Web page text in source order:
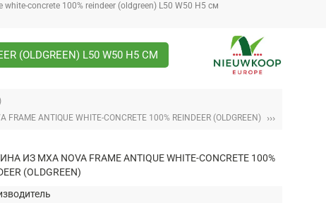
concrete 100% reindeer (oldgreen) L50 W50 H5 см
(OLDGREEN) L50 W50 H5 СМ
ANTIQUE WHITE-CONCRETE 100% REINDEER (OLDGREEN)
›››
ИЗ МХА NOVA FRAME ANTIQUE WHITE-CONCRETE 100%
(OLDGREEN)